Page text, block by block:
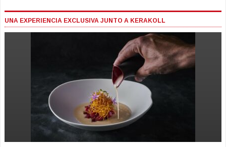
UNA EXPERIENCIA EXCLUSIVA JUNTO A KERAKOLL